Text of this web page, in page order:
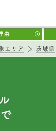
由
エリア 茨城県